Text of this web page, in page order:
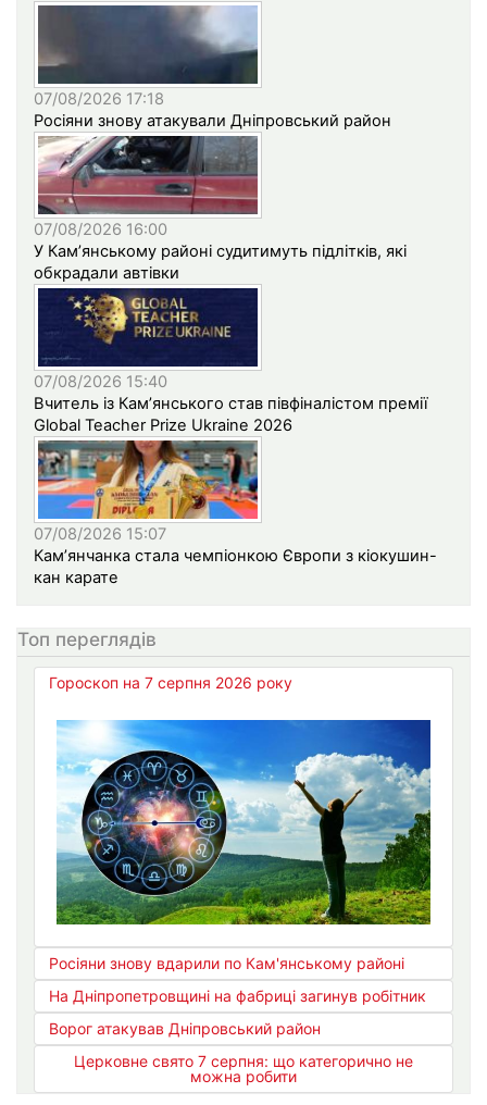
07/08/2026 17:18
Росіяни знову атакували Дніпровський район
07/08/2026 16:00
У Кам’янському районі судитимуть підлітків, які
обкрадали автівки
07/08/2026 15:40
Вчитель із Кам’янського став півфіналістом премії
Global Teacher Prize Ukraine 2026
07/08/2026 15:07
Кам’янчанка стала чемпіонкою Європи з кіокушин-
кан карате
Топ переглядів
Гороскоп на 7 серпня 2026 року
Росіяни знову вдарили по Кам'янському районі
На Дніпропетровщині на фабриці загинув робітник
Ворог атакував Дніпровський район
Церковне свято 7 серпня: що категорично не
можна робити